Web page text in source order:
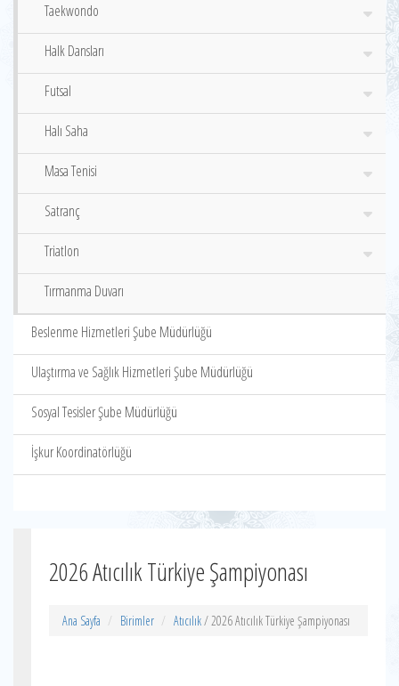
Taekwondo
Halk Dansları
Futsal
Halı Saha
Masa Tenisi
Satranç
Triatlon
Tırmanma Duvarı
Beslenme Hizmetleri Şube Müdürlüğü
Ulaştırma ve Sağlık Hizmetleri Şube Müdürlüğü
Sosyal Tesisler Şube Müdürlüğü
İşkur Koordinatörlüğü
2026 Atıcılık Türkiye Şampiyonası
Ana Sayfa Birimler Atıcılık/ 2026 Atıcılık Türkiye Şampiyonası